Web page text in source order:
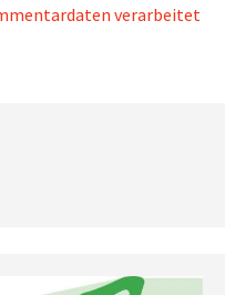
verarbeitet